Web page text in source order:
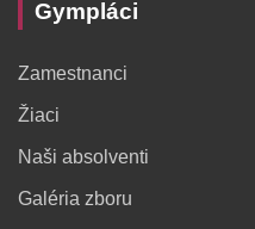
Gympláci
Zamestnanci
Žiaci
Naši absolventi
Galéria zboru